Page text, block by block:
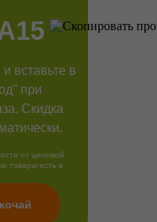
вставьте в
при
Скидка
от ценовой
товары есть в